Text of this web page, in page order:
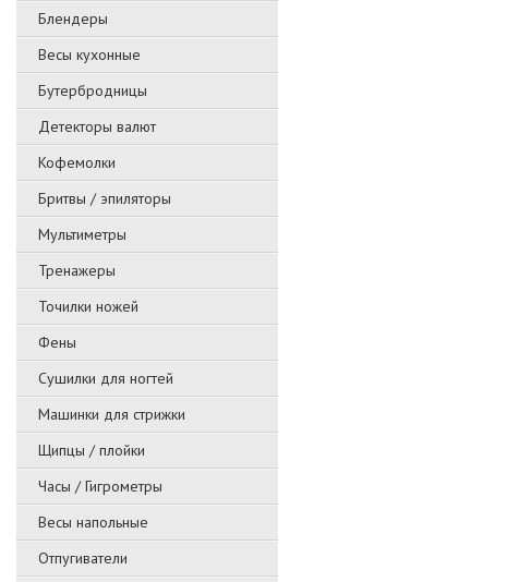
Блендеры
Весы кухонные
Бутербродницы
Детекторы валют
Кофемолки
Бритвы / эпиляторы
Мультиметры
Тренажеры
Точилки ножей
Фены
Сушилки для ногтей
Машинки для стрижки
Щипцы / плойки
Часы / Гигрометры
Весы напольные
Отпугиватели